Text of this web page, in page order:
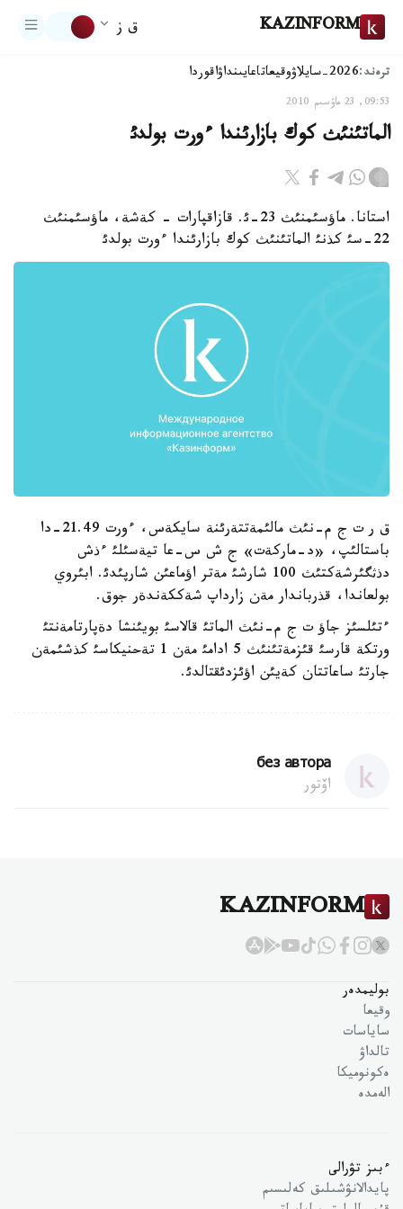
KAZINFORM ق ز
ترەند:2026-سايلاۋ وقيعاتاعايىنداۋاقوردا
09:53, 23 ماۋسىم 2010
الماتئنئث كوك بازارئندا ءورت بولدئ
استانا. ماؤسئمنئث 23-ئ. قازاقپارات - كةشة، ماؤسئمنئث
22-سئ كذنئ الماتئنئث كوك بازارئندا ءورت بولدئ
ق ر ت ج م-نئث مالئمةتتةرئنة سايكةس، ءورت 21.49-دا
باستالئپ، «د-ماركةت» ج ش س-عا تيةسئلئ ءذش
دذثگئرشةكتئث 100 شارشئ مةتر اؤماعئن شارپئدئ. ابئروي
بولعاندا، قذرباندار مةن زارداپ شةككةندةر جوق.
ءتئلسئز جاؤ ت ج م-نئث الماتئ قالاسئ بويئنشا دةپارتامةنتئ
ورتكة قارسئ قئزمةتئنئث 5 ادامئ مةن 1 تةحنيكاسئ كذشئمةن
جارتئ ساعاتتان كةيئن اؤئزدئقتالدئ.
без автора
اۆتور
KAZINFORM
بوليمدەر
وقيعا
ساياسات
تالداۋ
ەكونوميكا
الەمدە
ءبىز تۋرالى
پايدالانۋشىلىق كەلىسىم